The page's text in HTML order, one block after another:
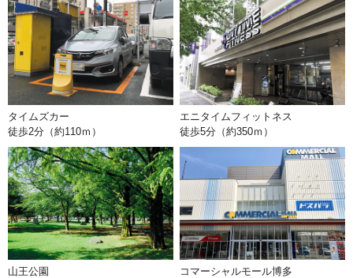
タイムズカー
徒歩2分（約110ｍ）
エニタイムフィットネス
徒歩5分（約350ｍ）
山王公園
コマーシャルモール博多